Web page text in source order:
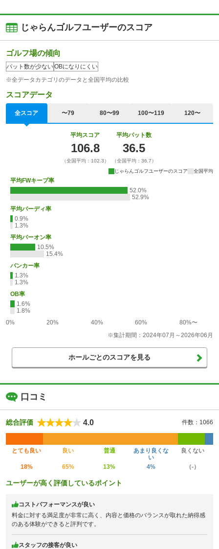
じゃらんゴルフユーザーのスコア
ゴルフ場の傾向
パット数が少ないOBになりにくい
※全データカテゴリのデータと全国平均の比較
スコアデータ
全スコア 〜79 80〜99 100〜119 120〜
平均スコア
106.8
（全国平均：102.3）
平均パット数
36.5
（全国平均：36.7）
じゃらんゴルフユーザーのスコア
全国平均
平均FWキープ率
52.0%
52.9%
平均バーディ率
0.9%
1.3%
平均パーオン率
10.5%
15.4%
バンカー率
1.3%
1.3%
OB率
1.6%
1.8%
0%
20% 40% 60%
80%〜
※集計期間：2024年07月～2026年06月
ホールごとのスコアを見る
口コミ
総合評価 4.0 件数：1066
とても良い 良い 普通
あまり良くな
い
良くない
18% 65% 13% 4% （-）
ユーザーが高く評価しているポイント
コストパフォーマンスが良い
料金に対する満足度が非常に高く、内容と価格のバランスが取れた納得感
のある体験ができると評判です。
スタッフの接客が良い